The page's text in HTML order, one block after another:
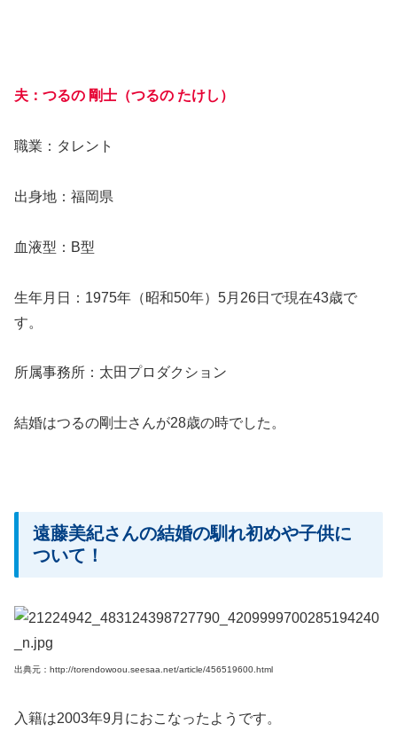
夫：つるの 剛士（つるの たけし）
職業：タレント
出身地：福岡県
血液型：B型
生年月日：1975年（昭和50年）5月26日で現在43歳で
す。
所属事務所：太田プロダクション
結婚はつるの剛士さんが28歳の時でした。
遠藤美紀さんの結婚の馴れ初めや子供に
ついて！
出典元：http://torendowoou.seesaa.net/article/456519600.html
入籍は2003年9月におこなったようです。